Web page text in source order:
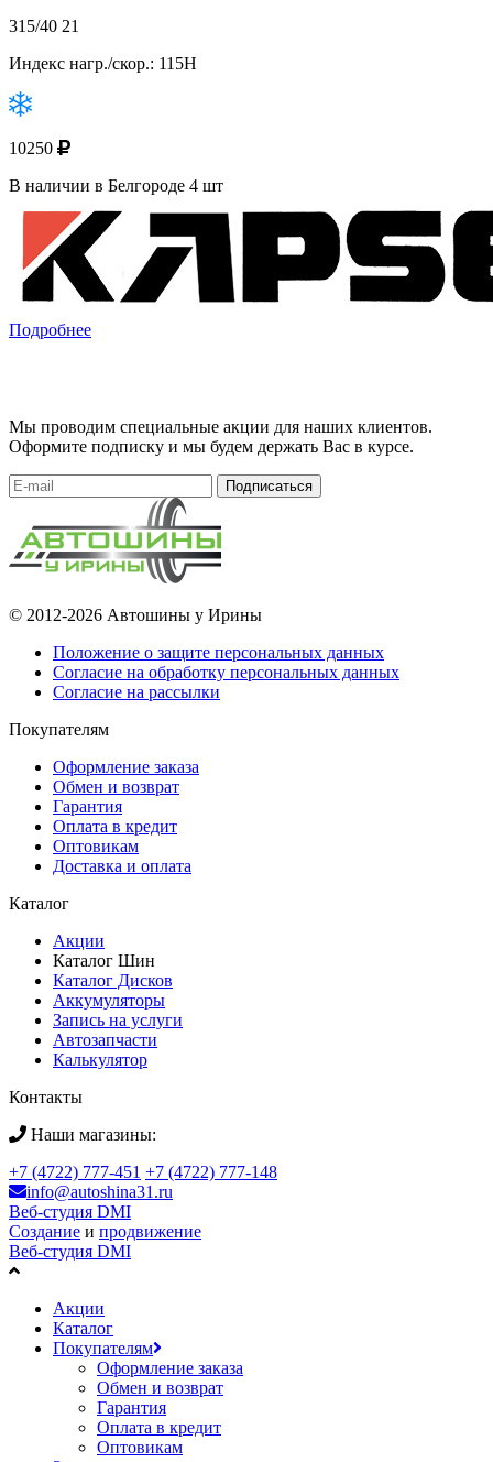
315/40 21
Индекс нагр./скор.: 115H
10250
В наличии в Белгороде 4 шт
Подробнее
Мы проводим специальные акции для наших клиентов.
Оформите подписку и мы будем держать Вас в курсе.
Подписаться
© 2012-2026 Автошины у Ирины
Положение о защите персональных данных
Согласие на обработку персональных данных
Согласие на рассылки
Покупателям
Оформление заказа
Обмен и возврат
Гарантия
Оплата в кредит
Оптовикам
Доставка и оплата
Каталог
Акции
Каталог Шин
Каталог Дисков
Аккумуляторы
Запись на услуги
Автозапчасти
Калькулятор
Контакты
Наши магазины:
+7 (4722) 777-451 +7 (4722) 777-148
info@autoshina31.ru
Веб-студия DMI
Создание и продвижение
Веб-студия DMI
Акции
Каталог
Покупателям
Оформление заказа
Обмен и возврат
Гарантия
Оплата в кредит
Оптовикам